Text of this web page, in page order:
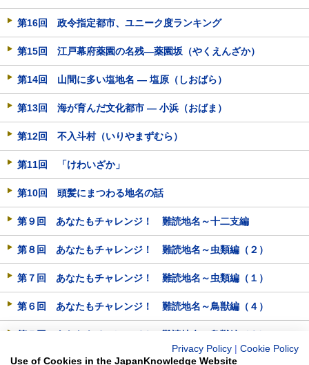
第16回 政令指定都市、ユニーク度ランキング
第15回 江戸幕府薬園の名残―薬園坂（やくえんざか）
第14回 山間に多い塩地名 ― 塩原（しおばら）
第13回 海が育んだ文化都市 ― 小浜（おばま）
第12回 不入斗村（いりやまずむら）
第11回 「けわいざか」
第10回 頭髪にまつわる地名の話
第９回 あなたもチャレンジ！ 難読地名～十二支編
第８回 あなたもチャレンジ！ 難読地名～虫類編（２）
第７回 あなたもチャレンジ！ 難読地名～虫類編（１）
第６回 あなたもチャレンジ！ 難読地名～鳥獣編（４）
第５回 あなたもチャレンジ！ 難読地名～鳥獣編（３）
Privacy Policy
Cookie Policy
Use of Cookies in the JapanKnowledge Website